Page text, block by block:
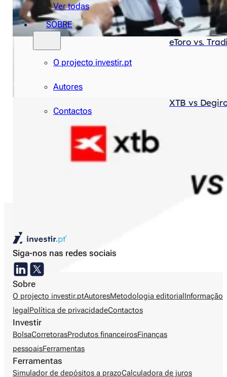
Ver todas
SOBRE
O projecto investir.pt
Autores
Contactos
eToro vs.
XTB vs
Siga-nos nas redes sociais
Sobre
O projecto investir.ptAutoresMetodologia editorial Informação
legal Política de privacidadeContactos
Investir
BolsaCorretorasProdutos financeirosFinanças
pessoaisFerramentas
Ferramentas
Simulador de depósitos a prazoCalculadora de juros